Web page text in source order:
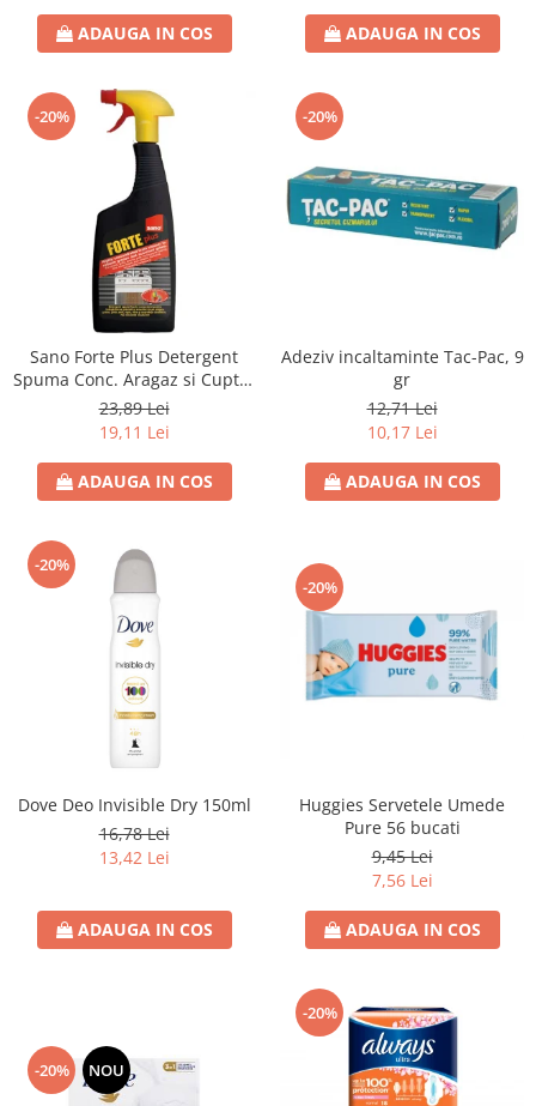
ADAUGA IN COS ADAUGA IN COS
-20%
Sano Forte Plus Detergent
Spuma Conc. Aragaz si Cuptor
750ml
23,89 Lei
19,11 Lei
ADAUGA IN COS
-20%
Adeziv incaltaminte Tac-Pac, 9
gr
12,71 Lei
10,17 Lei
ADAUGA IN COS
-20%
Dove Deo Invisible Dry 150ml
16,78 Lei
13,42 Lei
ADAUGA IN COS
-20%
Huggies Servetele Umede
Pure 56 bucati
9,45 Lei
7,56 Lei
ADAUGA IN COS
-20% NOU
-20%